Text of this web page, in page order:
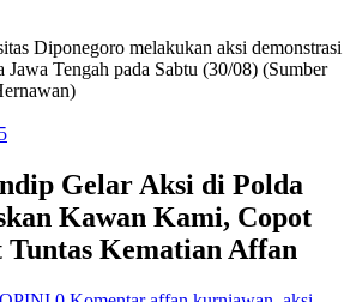
Gelar Aksi di Polda
Kawan Kami, Copot
Kematian Affan